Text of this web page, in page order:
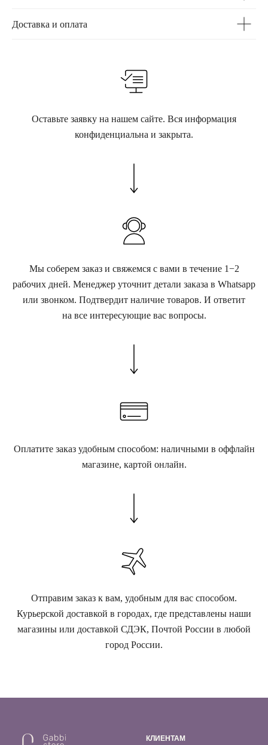
Доставка и оплата
Оставьте заявку на нашем сайте. Вся информация
конфиденциальна и закрыта.
Мы соберем заказ и свяжемся с вами в течение 1−2
рабочих дней. Менеджер уточнит детали заказа в Whatsapp
или звонком. Подтвердит наличие товаров. И ответит
на все интересующие вас вопросы.
Оплатите заказ удобным способом: наличными в оффлайн
магазине, картой онлайн.
Отправим заказ к вам, удобным для вас способом.
Курьерской доставкой в городах, где представлены наши
магазины или доставкой СДЭК, Почтой России в любой
город России.
КЛИЕНТАМ